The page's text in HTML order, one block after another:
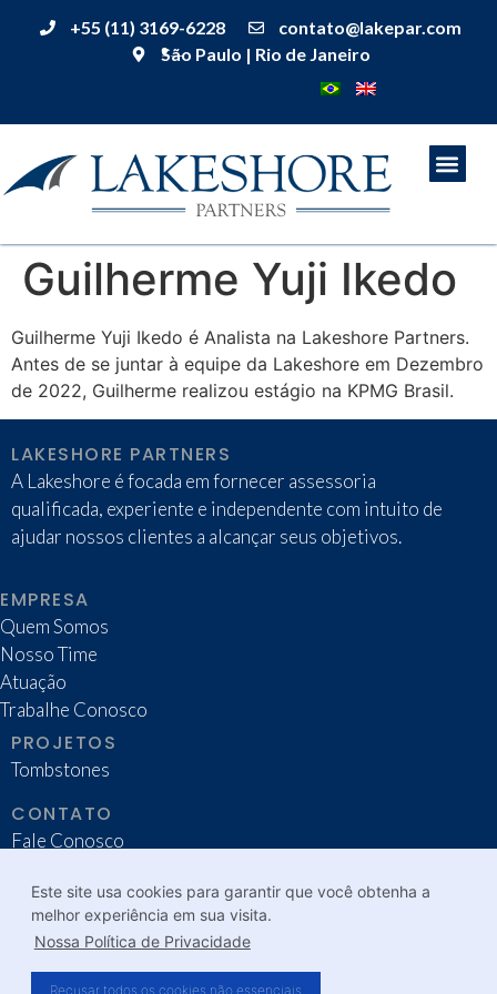
Este site usa cookies para garantir que você obtenha a
melhor experiência em sua visita.
Nossa Política de Privacidade
Recusar todos os cookies não essenciais
+55 (11) 3169-6228
contato@lakepar.com
São Paulo | Rio de Janeiro
Guilherme Yuji Ikedo
Guilherme Yuji Ikedo é Analista na Lakeshore Partners.
Antes de se juntar à equipe da Lakeshore em Dezembro
de 2022, Guilherme realizou estágio na KPMG Brasil.
LAKESHORE PARTNERS
A Lakeshore é focada em fornecer assessoria
qualificada, experiente e independente com intuito de
ajudar nossos clientes a alcançar seus objetivos.
EMPRESA
Quem Somos
Nosso Time
Atuação
Trabalhe Conosco
PROJETOS
Tombstones
CONTATO
Fale Conosco
contato@lakepar.com